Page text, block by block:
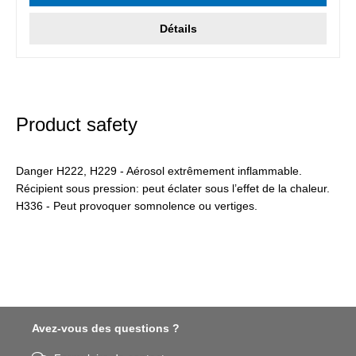
Détails
Product safety
Danger H222, H229 - Aérosol extrêmement inflammable.
Récipient sous pression: peut éclater sous l’effet de la chaleur.
H336 - Peut provoquer somnolence ou vertiges.
Avez-vous des questions ?